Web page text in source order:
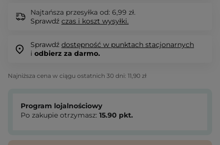
Najtańsza przesyłka od: 6,99 zł.
Sprawdź czas i koszt wysyłki.
Sprawdź dostępność w punktach stacjonarnych
i odbierz za darmo.
Najniższa cena w ciągu ostatnich 30 dni: 11,90 zł
Program lojalnościowy
Po zakupie otrzymasz: 15.90 pkt.